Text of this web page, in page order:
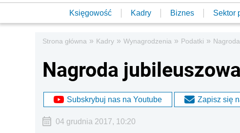
Księgowość Kadry Biznes Sektor
Strona główna » Kadry » Wynagrodzenia » Podatki »
Nagroda
Subskrybuj nas na Youtube Zapisz się
04 grudnia 2017, 10:20